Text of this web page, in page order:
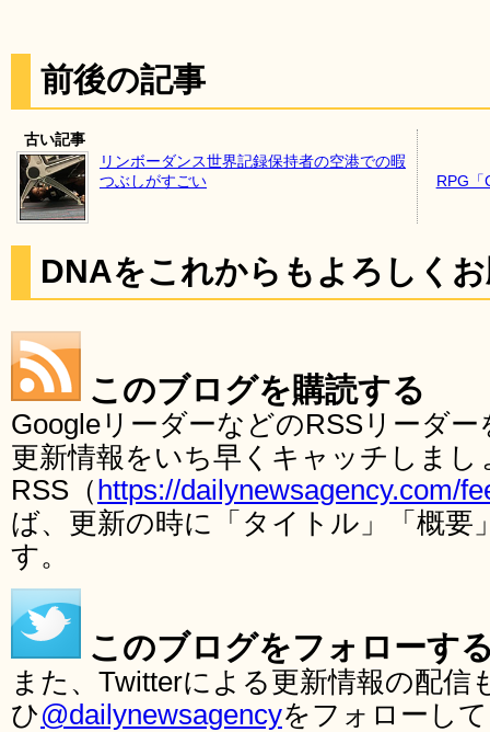
前後の記事
古い記事
リンボーダンス世界記録保持者の空港での暇
つぶしがすごい
RPG「
DNAをこれからもよろしく
このブログを購読する
GoogleリーダーなどのRSSリーダ
更新情報をいち早くキャッチしま
RSS（ https://dailynewsagency.com/
ば、更新の時に「タイトル」「概要
す。
このブログをフォローす
また、Twitterによる更新情報の配
ひ@dailynewsagencyをフォローし